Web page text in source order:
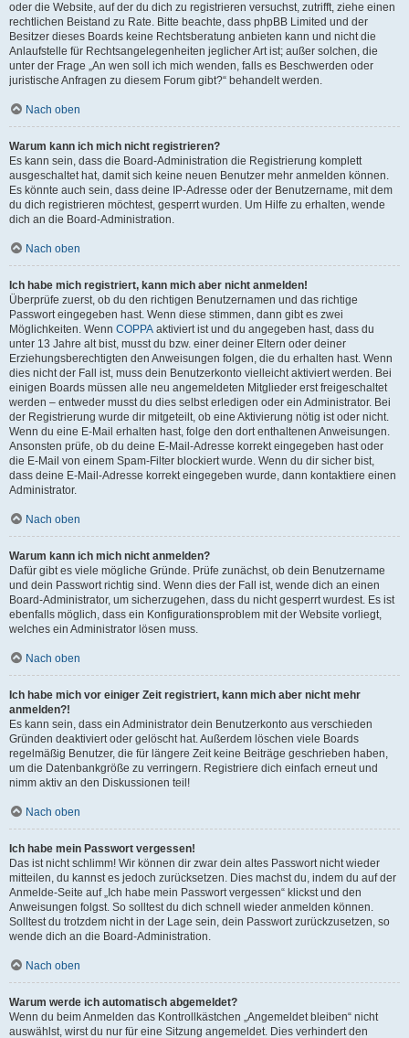
oder die Website, auf der du dich zu registrieren versuchst, zutrifft, ziehe einen
rechtlichen Beistand zu Rate. Bitte beachte, dass phpBB Limited und der
Besitzer dieses Boards keine Rechtsberatung anbieten kann und nicht die
Anlaufstelle für Rechtsangelegenheiten jeglicher Art ist; außer solchen, die
unter der Frage „An wen soll ich mich wenden, falls es Beschwerden oder
juristische Anfragen zu diesem Forum gibt?“ behandelt werden.
Nach oben
Warum kann ich mich nicht registrieren?
Es kann sein, dass die Board-Administration die Registrierung komplett
ausgeschaltet hat, damit sich keine neuen Benutzer mehr anmelden können.
Es könnte auch sein, dass deine IP-Adresse oder der Benutzername, mit dem
du dich registrieren möchtest, gesperrt wurden. Um Hilfe zu erhalten, wende
dich an die Board-Administration.
Nach oben
Ich habe mich registriert, kann mich aber nicht anmelden!
Überprüfe zuerst, ob du den richtigen Benutzernamen und das richtige
Passwort eingegeben hast. Wenn diese stimmen, dann gibt es zwei
Möglichkeiten. Wenn COPPA aktiviert ist und du angegeben hast, dass du
unter 13 Jahre alt bist, musst du bzw. einer deiner Eltern oder deiner
Erziehungsberechtigten den Anweisungen folgen, die du erhalten hast. Wenn
dies nicht der Fall ist, muss dein Benutzerkonto vielleicht aktiviert werden. Bei
einigen Boards müssen alle neu angemeldeten Mitglieder erst freigeschaltet
werden – entweder musst du dies selbst erledigen oder ein Administrator. Bei
der Registrierung wurde dir mitgeteilt, ob eine Aktivierung nötig ist oder nicht.
Wenn du eine E-Mail erhalten hast, folge den dort enthaltenen Anweisungen.
Ansonsten prüfe, ob du deine E-Mail-Adresse korrekt eingegeben hast oder
die E-Mail von einem Spam-Filter blockiert wurde. Wenn du dir sicher bist,
dass deine E-Mail-Adresse korrekt eingegeben wurde, dann kontaktiere einen
Administrator.
Nach oben
Warum kann ich mich nicht anmelden?
Dafür gibt es viele mögliche Gründe. Prüfe zunächst, ob dein Benutzername
und dein Passwort richtig sind. Wenn dies der Fall ist, wende dich an einen
Board-Administrator, um sicherzugehen, dass du nicht gesperrt wurdest. Es ist
ebenfalls möglich, dass ein Konfigurationsproblem mit der Website vorliegt,
welches ein Administrator lösen muss.
Nach oben
Ich habe mich vor einiger Zeit registriert, kann mich aber nicht mehr
anmelden?!
Es kann sein, dass ein Administrator dein Benutzerkonto aus verschieden
Gründen deaktiviert oder gelöscht hat. Außerdem löschen viele Boards
regelmäßig Benutzer, die für längere Zeit keine Beiträge geschrieben haben,
um die Datenbankgröße zu verringern. Registriere dich einfach erneut und
nimm aktiv an den Diskussionen teil!
Nach oben
Ich habe mein Passwort vergessen!
Das ist nicht schlimm! Wir können dir zwar dein altes Passwort nicht wieder
mitteilen, du kannst es jedoch zurücksetzen. Dies machst du, indem du auf der
Anmelde-Seite auf „Ich habe mein Passwort vergessen“ klickst und den
Anweisungen folgst. So solltest du dich schnell wieder anmelden können.
Solltest du trotzdem nicht in der Lage sein, dein Passwort zurückzusetzen, so
wende dich an die Board-Administration.
Nach oben
Warum werde ich automatisch abgemeldet?
Wenn du beim Anmelden das Kontrollkästchen „Angemeldet bleiben“ nicht
auswählst, wirst du nur für eine Sitzung angemeldet. Dies verhindert den